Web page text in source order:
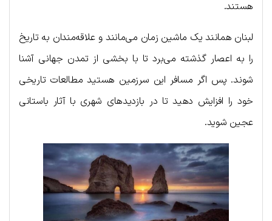
هستند.
لبنان همانند یک ماشین زمان می‌مانند و علاقه‌مندان به تاریخ
را به اعصار گذشته می‌برد تا با بخشی از تمدن جهانی آشنا
شوند. پس اگر مسافر این سرزمین هستید مطالعات تاریخی
خود را افزایش دهید تا در بازدیدهای شهری با آثار باستانی
عجین شوید.